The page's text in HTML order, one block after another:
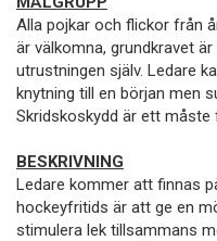
Alla pojkar och flickor från
är välkomna, grundkravet
utrustningen själv. Ledare
knytning till en början men
Skridskoskydd är ett måste
BESKRIVNING
Ledare kommer att finnas
hockeyfritids är att ge en
stimulera lek tillsammans